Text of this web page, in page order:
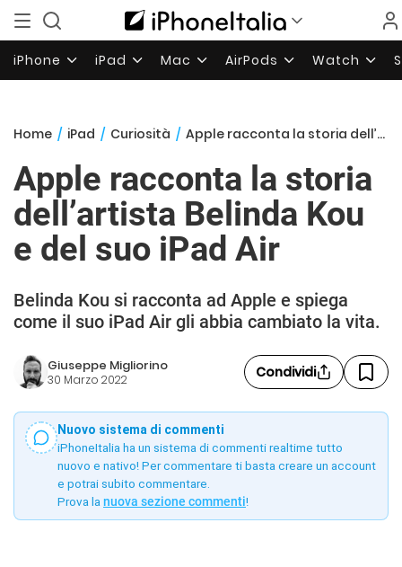
iPhone iPad Mac AirPods Watch
Home / iPad / Curiosità / Apple racconta la storia dell’artista Belinda Kou e del suo iPad Air
Apple racconta la storia
dell’artista Belinda Kou
e del suo iPad Air
Belinda Kou si racconta ad Apple e spiega
come il suo iPad Air gli abbia cambiato la vita.
Giuseppe Migliorino
30 Marzo 2022 Condividi
Nuovo sistema di commenti
iPhoneItalia ha un sistema di commenti realtime tutto
nuovo e nativo! Per commentare ti basta creare un account
e potrai subito commentare.
Prova la nuova sezione commenti!